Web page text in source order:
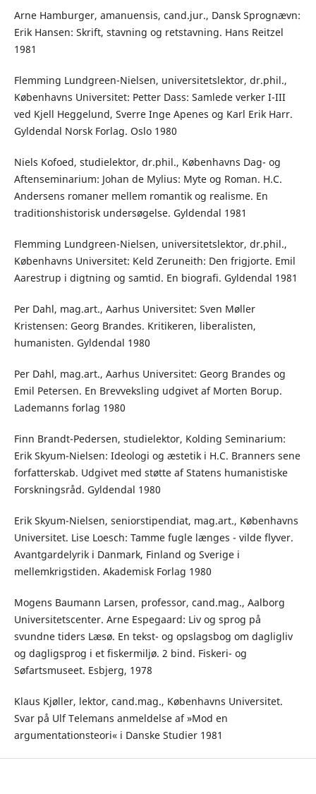
Arne Hamburger, amanuensis, cand.jur., Dansk Sprognævn:
Erik Hansen: Skrift, stavning og retstavning. Hans Reitzel
1981
Flemming Lundgreen-Nielsen, universitetslektor, dr.phil.,
Københavns Universitet: Petter Dass: Samlede verker I-III
ved Kjell Heggelund, Sverre Inge Apenes og Karl Erik Harr.
Gyldendal Norsk Forlag. Oslo 1980
Niels Kofoed, studielektor, dr.phil., Københavns Dag- og
Aftenseminarium: Johan de Mylius: Myte og Roman. H.C.
Andersens romaner mellem romantik og realisme. En
traditionshistorisk undersøgelse. Gyldendal 1981
Flemming Lundgreen-Nielsen, universitetslektor, dr.phil.,
Københavns Universitet: Keld Zeruneith: Den frigjorte. Emil
Aarestrup i digtning og samtid. En biografi. Gyldendal 1981
Per Dahl, mag.art., Aarhus Universitet: Sven Møller
Kristensen: Georg Brandes. Kritikeren, liberalisten,
humanisten. Gyldendal 1980
Per Dahl, mag.art., Aarhus Universitet: Georg Brandes og
Emil Petersen. En Brevveksling udgivet af Morten Borup.
Lademanns forlag 1980
Finn Brandt-Pedersen, studielektor, Kolding Seminarium:
Erik Skyum-Nielsen: Ideologi og æstetik i H.C. Branners sene
forfatterskab. Udgivet med støtte af Statens humanistiske
Forskningsråd. Gyldendal 1980
Erik Skyum-Nielsen, seniorstipendiat, mag.art., Københavns
Universitet. Lise Loesch: Tamme fugle længes - vilde flyver.
Avantgardelyrik i Danmark, Finland og Sverige i
mellemkrigstiden. Akademisk Forlag 1980
Mogens Baumann Larsen, professor, cand.mag., Aalborg
Universitetscenter. Arne Espegaard: Liv og sprog på
svundne tiders Læsø. En tekst- og opslagsbog om dagligliv
og dagligsprog i et fiskermiljø. 2 bind. Fiskeri- og
Søfartsmuseet. Esbjerg, 1978
Klaus Kjøller, lektor, cand.mag., Københavns Universitet.
Svar på Ulf Telemans anmeldelse af »Mod en
argumentationsteori« i Danske Studier 1981